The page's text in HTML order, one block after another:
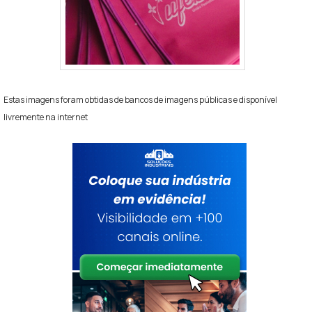
Estas imagens foram obtidas de bancos de imagens públicas e disponível
livremente na internet